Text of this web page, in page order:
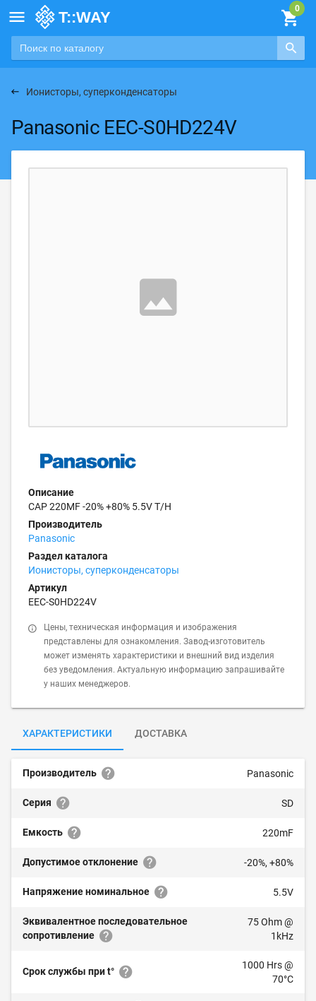

Ионисторы, суперконденсаторы
Panasonic EEC-S0HD224V
Описание
CAP 220MF -20% +80% 5.5V T/H
Производитель
Panasonic
Раздел каталога
Ионисторы, суперконденсаторы
Артикул
EEC-S0HD224V
Цены, техническая информация и изображения
представлены для ознакомления. Завод-изготовитель
может изменять характеристики и внешний вид изделия
без уведомления. Актуальную информацию запрашивайте
у наших менеджеров.
ХАРАКТЕРИСТИКИ ДОСТАВКА
Производитель Panasonic
Серия SD
Емкость 220mF
Допустимое отклонение -20%, +80%
Напряжение номинальное 5.5V
Эквивалентное последовательное
сопротивление
75 Ohm @
1kHz
Срок службы при t°
1000 Hrs @
70°C